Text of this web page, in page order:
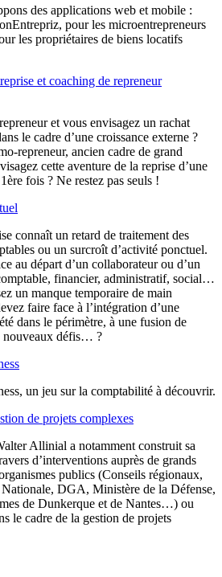
des applications web et mobile :
pour les microentrepreneurs
les propriétaires de biens locatifs
et coaching de repreneur
et vous envisagez un rachat
le cadre d’une croissance externe ?
repreneur, ancien cadre de grand
cette aventure de la reprise d’une
fois ? Ne restez pas seuls !
connaît un retard de traitement des
ou un surcroît d’activité ponctuel.
au départ d’un collaborateur ou d’un
financier, administratif, social…
un manque temporaire de main
faire face à l’intégration d’une
dans le périmètre, à une fusion de
nouveaux défis… ?
un jeu sur la comptabilité à découvrir.
de projets complexes
Allinial a notamment construit sa
d’interventions auprès de grands
publics (Conseils régionaux,
DGA, Ministère de la Défense,
de Dunkerque et de Nantes…) ou
le cadre de la gestion de projets